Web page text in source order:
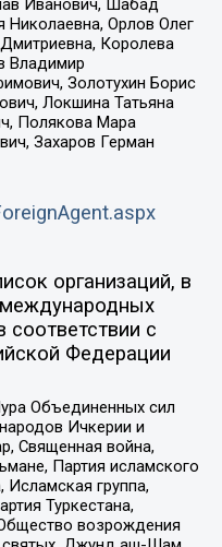
Иванович, Шабад
Николаевна, Орлов Олег
Королева
Владимир
Золотухин Борис
Локшина Татьяна
Полякова Мара
Захаров Герман
организаций, в
соответствии с
Федерации
Объединенных сил
Ичкерии и
Священная война,
Партия исламского
группа,
Туркестана,
возрождения